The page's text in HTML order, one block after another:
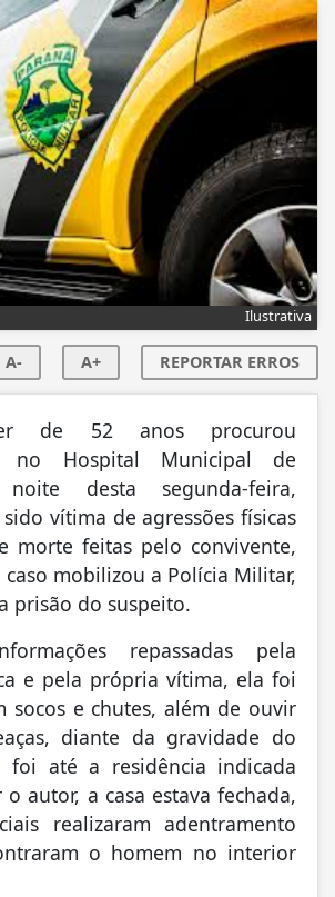
Ilustrativa
A- A+ REPORTAR ERROS
de 52 anos procurou
no Hospital Municipal de
desta segunda-feira,
vítima de agressões físicas
morte feitas pelo convivente,
caso mobilizou a Polícia Militar,
prisão do suspeito.
repassadas pela
e pela própria vítima, ela foi
socos e chutes, além de ouvir
diante da gravidade do
foi até a residência indicada
autor, a casa estava fechada,
realizaram adentramento
o homem no interior